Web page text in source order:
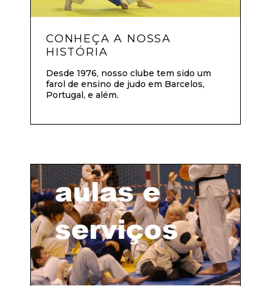
CONHEÇA A NOSSA
HISTÓRIA
Desde 1976, nosso clube tem sido um
farol de ensino de judo em Barcelos,
Portugal, e além.